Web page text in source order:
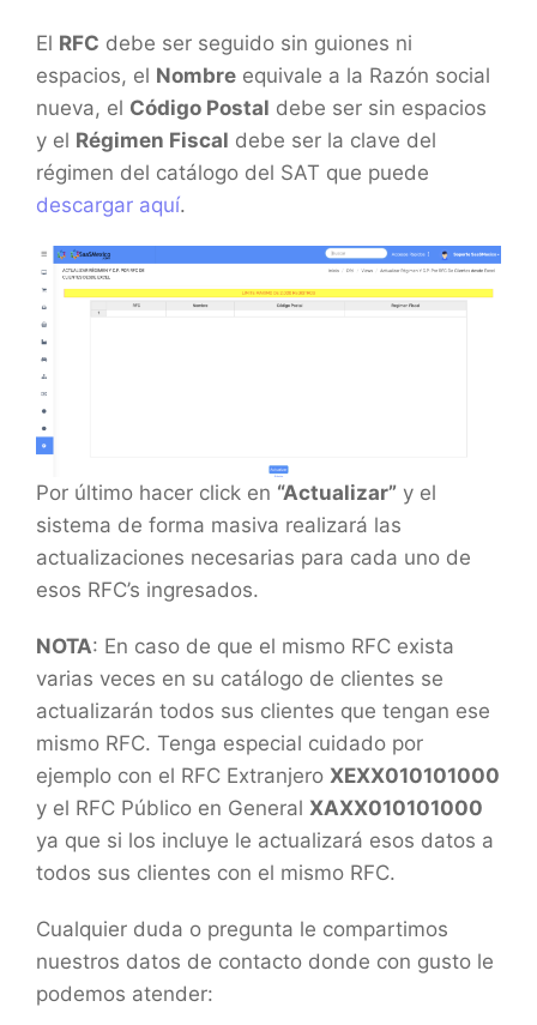
El RFC debe ser seguido sin guiones ni
espacios, el Nombre equivale a la Razón social
nueva, el Código Postal debe ser sin espacios
y el Régimen Fiscal debe ser la clave del
régimen del catálogo del SAT que puede
descargar aquí.
Por último hacer click en “Actualizar” y el
sistema de forma masiva realizará las
actualizaciones necesarias para cada uno de
esos RFC’s ingresados.
NOTA: En caso de que el mismo RFC exista
varias veces en su catálogo de clientes se
actualizarán todos sus clientes que tengan ese
mismo RFC. Tenga especial cuidado por
ejemplo con el RFC Extranjero XEXX010101000
y el RFC Público en General XAXX010101000
ya que si los incluye le actualizará esos datos a
todos sus clientes con el mismo RFC.
Cualquier duda o pregunta le compartimos
nuestros datos de contacto donde con gusto le
podemos atender: